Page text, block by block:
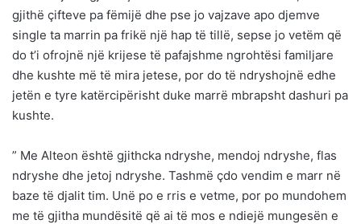
gjithë çifteve pa fëmijë dhe pse jo vajzave apo djemve
single ta marrin pa frikë një hap të tillë, sepse jo vetëm që
do t’i ofrojnë një krijese të pafajshme ngrohtësi familjare
dhe kushte më të mira jetese, por do të ndryshojnë edhe
jetën e tyre katërcipërisht duke marrë mbrapsht dashuri pa
kushte.
” Me Alteon është gjithcka ndryshe, mendoj ndryshe, flas
ndryshe dhe jetoj ndryshe. Tashmë çdo vendim e marr në
baze të djalit tim. Unë po e rris e vetme, por po mundohem
me të gjitha mundësitë që ai të mos e ndiejë mungesën e